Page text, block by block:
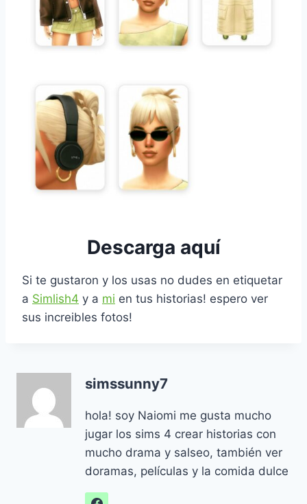
Descarga aquí
Si te gustaron y los usas no dudes en etiquetar
a Simlish4 y a mi en tus historias! espero ver
sus increibles fotos!
simssunny7
hola! soy Naiomi me gusta mucho
jugar los sims 4 crear historias con
mucho drama y salseo, también ver
doramas, películas y la comida dulce